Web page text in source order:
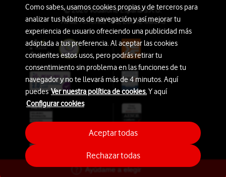
Ayúdame a elegir
© 2026 Vodafone España S.A.U.
Avda. América 115, 28042 Madrid
Como sabes, usamos cookies propias y de terceros para
analizar tus hábitos de navegación y así mejorar tu
experiencia de usuario ofreciendo una publicidad más
adaptada a tus preferencia. Al aceptar las cookies
consientes estos usos, pero podrás retirar tu
consentimiento sin problema en las funciones de tu
navegador y no te llevará más de 4 minutos. Aquí
puedesVer nuestra política de cookies.Y aquí
Configurar cookies
Rechazar todas
Aceptar todas